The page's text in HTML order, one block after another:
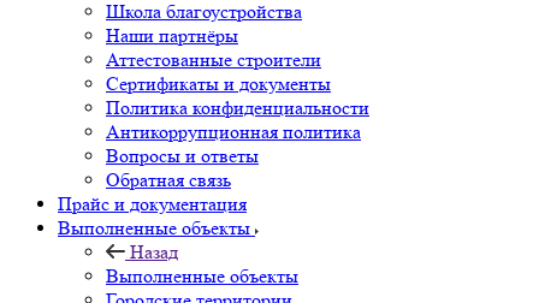
Школа благоустройства
Наши партнёры
Аттестованные строители
Сертификаты и документы
Политика конфиденциальности
Антикоррупционная политика
Вопросы и ответы
Обратная связь
Прайс и документация
Выполненные объекты
Назад
Выполненные объекты